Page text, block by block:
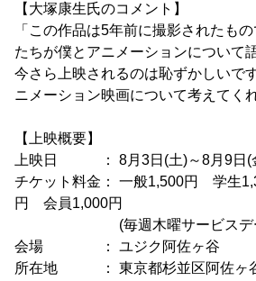
【大塚康生氏のコメント】
「この作品は5年前に撮影されたも
たちが僕とアニメーションについて
今さら上映されるのは恥ずかしいで
ニメーション映画について考えてく
【上映概要】
上映日 ： 8月3日(土)～8月9日(
チケット料金： 一般1,500円 学生
円 会員1,000円
(毎週木曜サービスデー
会場 ： ユジク阿佐ヶ谷
所在地 ： 東京都杉並区阿佐ヶ